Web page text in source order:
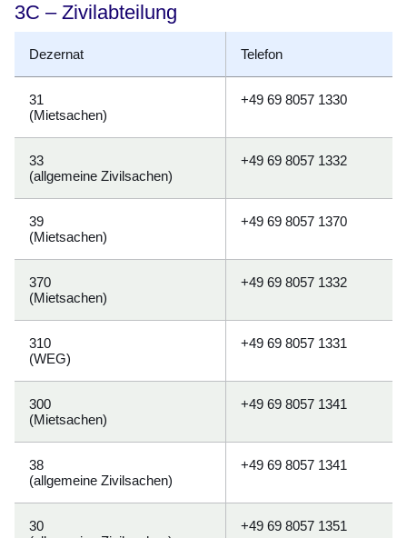
3C – Zivilabteilung
Dezernat Telefon
31
(Mietsachen)
+49 69 8057 1330
33
(allgemeine Zivilsachen)
+49 69 8057 1332
39
(Mietsachen)
+49 69 8057 1370
370
(Mietsachen)
+49 69 8057 1332
310
(WEG)
+49 69 8057 1331
300
(Mietsachen)
+49 69 8057 1341
38
(allgemeine Zivilsachen)
+49 69 8057 1341
30
+49 69 8057 1351